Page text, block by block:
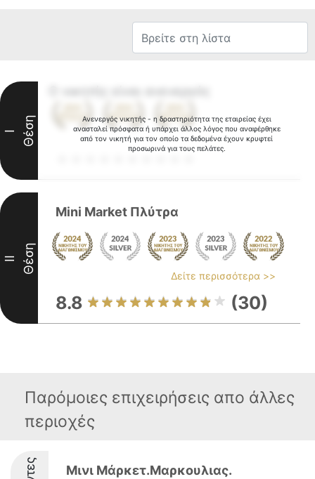
Ανενεργός νικητής - η δραστηριότητα της εταιρείας έχει
ανασταλεί πρόσφατα ή υπάρχει άλλος λόγος που αναφέρθηκε
από τον νικητή για τον οποίο τα δεδομένα έχουν κρυφτεί
προσωρινά για τους πελάτες.
I Θέση
II Θέση
Mini Market Πλύτρα
Δείτε περισσότερα >>
8.8 (30)
Παρόμοιες επιχειρήσεις απο άλλες
περιοχές
Mινι Μάρκετ.Μαρκουλιας.